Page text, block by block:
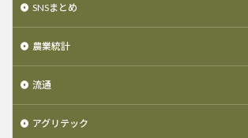
SNSまとめ
農業統計
流通
アグリテック